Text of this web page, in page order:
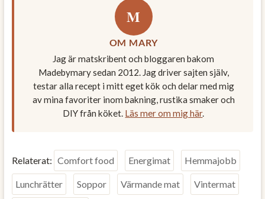
M
OM MARY
Jag är matskribent och bloggaren bakom
Madebymary sedan 2012. Jag driver sajten själv,
testar alla recept i mitt eget kök och delar med mig
av mina favoriter inom bakning, rustika smaker och
DIY från köket. Läs mer om mig här.
Relaterat: Comfort food Energimat Hemmajobb
Lunchrätter Soppor Värmande mat Vintermat